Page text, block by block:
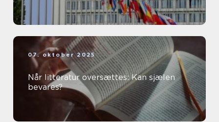
07. oktober 2025
Når litteratur oversættes: Kan sjælen
bevares?